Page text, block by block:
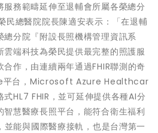
務範疇延伸至退輔會所屬各榮總分
民總醫院院長陳適安表示：「在退輔
分院『附設長照機構管理資訊系
端科技為榮民提供最完整的照護服
作，由連續兩年通過FHIR聯測的奇
平台，Microsoft Azure Healthcar
HL7 FHIR，並可延伸提供各種AI分
慧醫療長照平台，能符合衛生福利
並能與國際醫療接軌，也是台灣第一